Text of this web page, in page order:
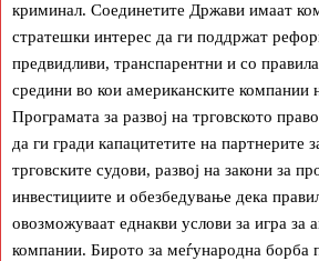
криминал. Соединетите Држави имаат
стратешки интерес да ги поддржат
предвидливи, транспарентни и со
средини во кои американските компании
Програмата за развој на трговското
да ги гради капацитетите на партнерите
трговските судови, развој на закони за
инвестициите и обезбедување дека
овозможуваат еднакви услови за игра за
компании. Бирото за меѓународна борба